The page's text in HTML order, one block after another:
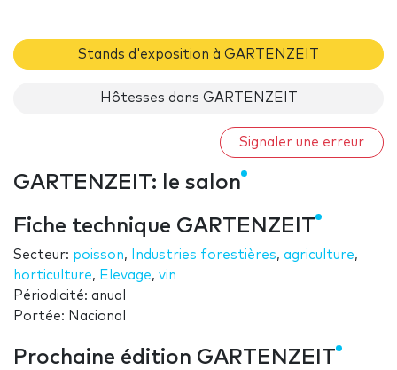
Stands d'exposition à GARTENZEIT
Hôtesses dans GARTENZEIT
Signaler une erreur
GARTENZEIT: le salon
Fiche technique GARTENZEIT
Secteur: poisson, Industries forestières, agriculture,
horticulture, Elevage, vin
Périodicité: anual
Portée: Nacional
Prochaine édition GARTENZEIT